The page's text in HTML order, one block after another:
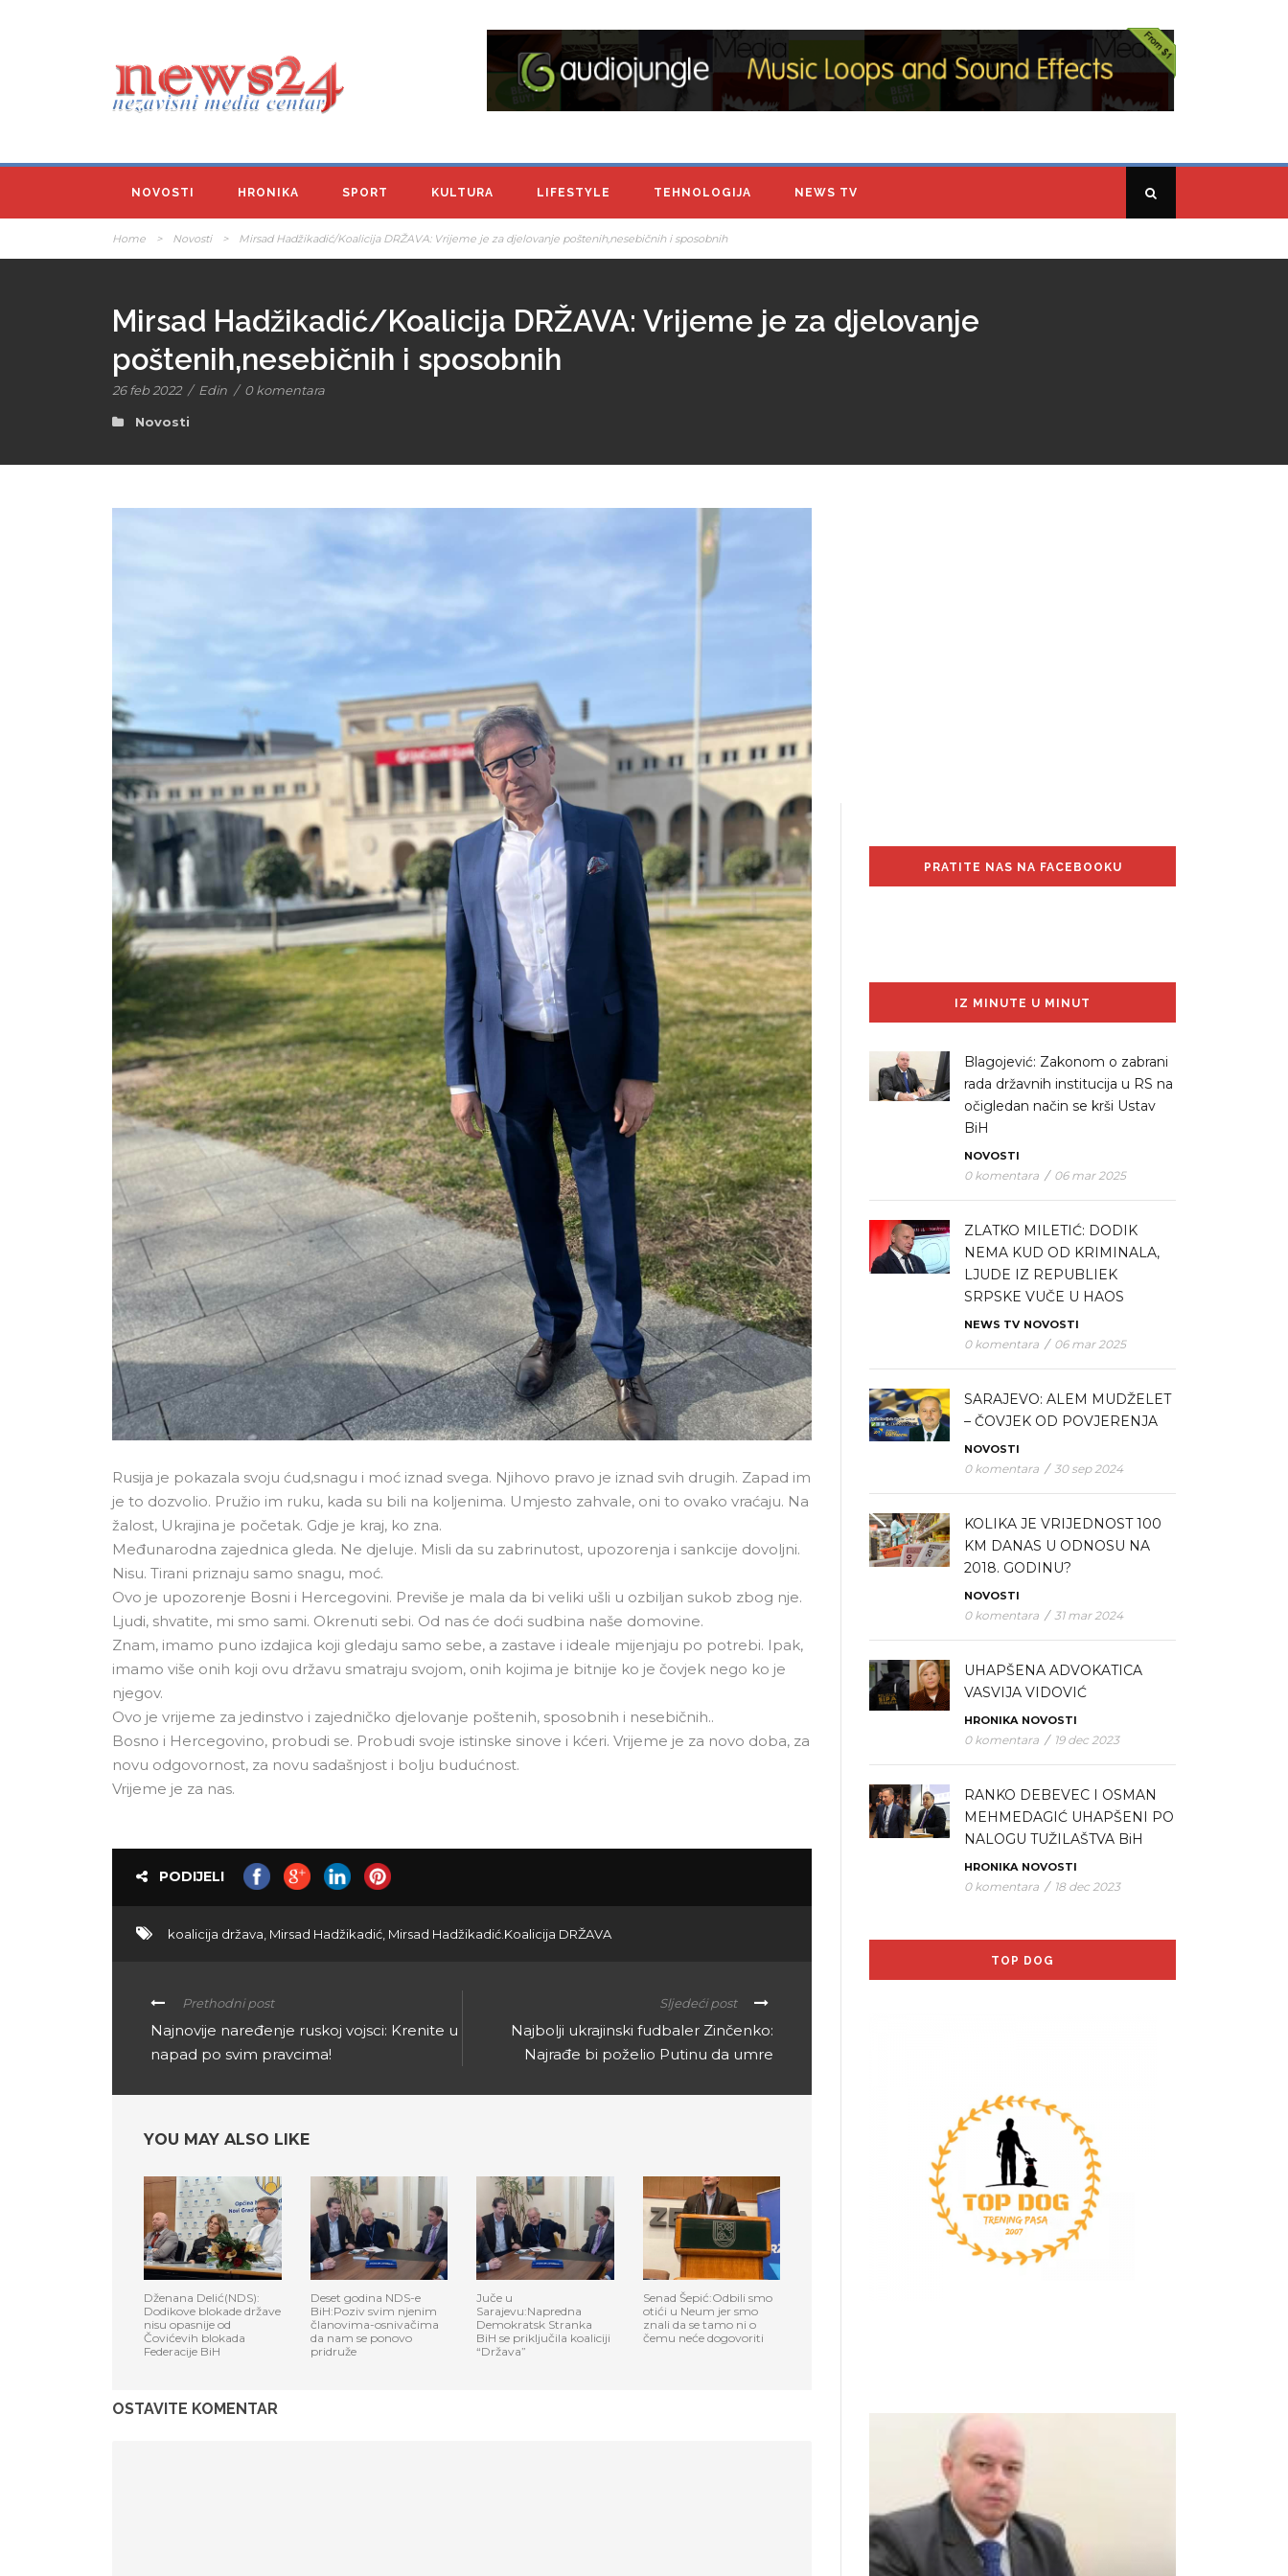
NOVOSTI HRONIKA SPORT KULTURA LIFESTYLE TEHNOLOGIJA NEWS TV
Home > Novosti > Mirsad Hadžikadić/Koalicija DRŽAVA: Vrijeme je za djelovanje poštenih,nesebičnih i sposobnih
Mirsad Hadžikadić/Koalicija DRŽAVA: Vrijeme je za djelovanje
poštenih,nesebičnih i sposobnih
26 feb 2022 / Edin / 0 komentara
Novosti
Rusija je pokazala svoju ćud,snagu i moć iznad svega. Njihovo pravo je iznad svih drugih. Zapad im
je to dozvolio. Pružio im ruku, kada su bili na koljenima. Umjesto zahvale, oni to ovako vraćaju. Na
žalost, Ukrajina je početak. Gdje je kraj, ko zna.
Međunarodna zajednica gleda. Ne djeluje. Misli da su zabrinutost, upozorenja i sankcije dovoljni.
Nisu. Tirani priznaju samo snagu, moć.
Ovo je upozorenje Bosni i Hercegovini. Previše je mala da bi veliki ušli u ozbiljan sukob zbog nje.
Ljudi, shvatite, mi smo sami. Okrenuti sebi. Od nas će doći sudbina naše domovine.
Znam, imamo puno izdajica koji gledaju samo sebe, a zastave i ideale mijenjaju po potrebi. Ipak,
imamo više onih koji ovu državu smatraju svojom, onih kojima je bitnije ko je čovjek nego ko je
njegov.
Ovo je vrijeme za jedinstvo i zajedničko djelovanje poštenih, sposobnih i nesebičnih..
Bosno i Hercegovino, probudi se. Probudi svoje istinske sinove i kćeri. Vrijeme je za novo doba, za
novu odgovornost, za novu sadašnjost i bolju budućnost.
Vrijeme je za nas.
PODIJELI
koalicija država, Mirsad Hadžikadić, Mirsad Hadžikadić.Koalicija DRŽAVA
Prethodni post
Najnovije naređenje ruskoj vojsci: Krenite u
napad po svim pravcima!
Sljedeći post
Najbolji ukrajinski fudbaler Zinčenko:
Najrađe bi poželio Putinu da umre
YOU MAY ALSO LIKE
Dženana Delić(NDS):
Dodikove blokade države
nisu opasnije od
Čovićevih blokada
Federacije BiH
Deset godina NDS-e
BiH:Poziv svim njenim
članovima-osnivačima
da nam se ponovo
pridruže
Juče u
Sarajevu:Napredna
Demokratsk Stranka
BiH se priključila koaliciji
“Država”
Senad Šepić:Odbili smo
otići u Neum jer smo
znali da se tamo ni o
čemu neće dogovoriti
OSTAVITE KOMENTAR
PRATITE NAS NA FACEBOOKU
IZ MINUTE U MINUT
Blagojević: Zakonom o zabrani
rada državnih institucija u RS na
očigledan način se krši Ustav
BiH
NOVOSTI
0 komentara / 06 mar 2025
ZLATKO MILETIĆ: DODIK
NEMA KUD OD KRIMINALA,
LJUDE IZ REPUBLIEK
SRPSKE VUČE U HAOS
NEWS TV NOVOSTI
0 komentara / 06 mar 2025
SARAJEVO: ALEM MUDŽELET
– ČOVJEK OD POVJERENJA
NOVOSTI
0 komentara / 30 sep 2024
KOLIKA JE VRIJEDNOST 100
KM DANAS U ODNOSU NA
2018. GODINU?
NOVOSTI
0 komentara / 31 mar 2024
UHAPŠENA ADVOKATICA
VASVIJA VIDOVIĆ
HRONIKA NOVOSTI
0 komentara / 19 dec 2023
RANKO DEBEVEC I OSMAN
MEHMEDAGIĆ UHAPŠENI PO
NALOGU TUŽILAŠTVA BiH
HRONIKA NOVOSTI
0 komentara / 18 dec 2023
TOP DOG